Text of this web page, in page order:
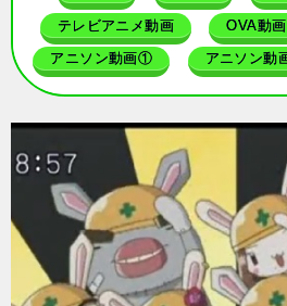
テレビアニメ動画 OVA動画
アニソン動画① アニソン動